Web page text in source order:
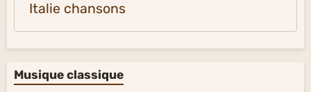
Italie chansons
Musique classique